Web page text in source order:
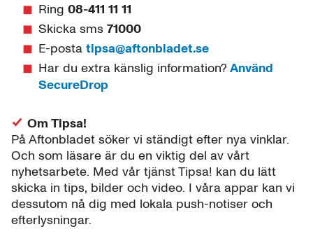
Ring 08-411 11 11
Skicka sms 71000
E-posta tipsa@aftonbladet.se
Har du extra känslig information? Använd
SecureDrop
Om Tipsa!
På Aftonbladet söker vi ständigt efter nya vinklar.
Och som läsare är du en viktig del av vårt
nyhetsarbete. Med vår tjänst Tipsa! kan du lätt
skicka in tips, bilder och video. I våra appar kan vi
dessutom nå dig med lokala push-notiser och
efterlysningar.